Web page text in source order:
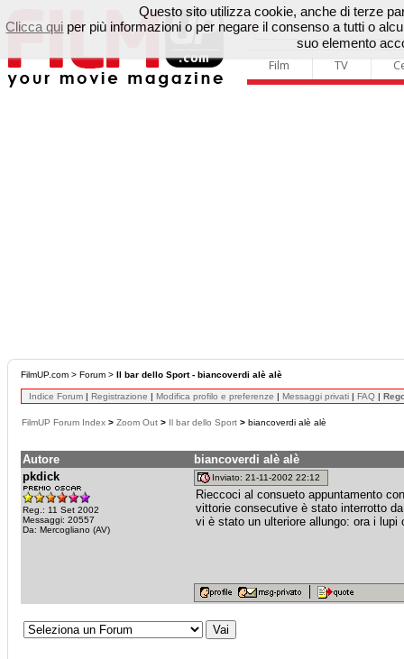
Film TV
FilmUP.com > Forum > Il bar dello Sport - biancoverdi alè alè
Indice Forum | Registrazione | Modifica profilo e preferenze | Messaggi privati | FAQ |
FilmUP Forum Index > Zoom Out > Il bar dello Sport > biancoverdi alè alè
Autore
biancoverdi alè alè
pkdick
Reg.: 11 Set 2002
Messaggi: 20557
Da: Mercogliano (AV)
Inviato: 21-11-2002 22:12
Rieccoci al consueto appuntamento
vittorie consecutive è stato interrotto
vi è stato un ulteriore allungo: ora i
Questo sito utilizza cookie, anche di terze
Clicca qui per più informazioni o per negare il consenso a tutti o
suo elemento